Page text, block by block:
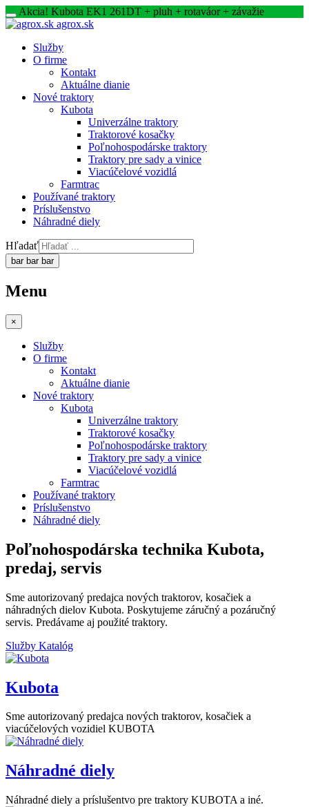
Akcia! Kubota EK1 261DT + pluh + rotaváor + závažie
agrox.sk
Služby
O firme
Kontakt
Aktuálne dianie
Nové traktory
Kubota
Univerzálne traktory
Traktorové kosačky
Poľnohospodárske traktory
Traktory pre sady a vinice
Viacúčelové vozidlá
Farmtrac
Používané traktory
Príslušenstvo
Náhradné diely
Hľadať
bar bar bar
Menu
×
Služby
O firme
Kontakt
Aktuálne dianie
Nové traktory
Kubota
Univerzálne traktory
Traktorové kosačky
Poľnohospodárske traktory
Traktory pre sady a vinice
Viacúčelové vozidlá
Farmtrac
Používané traktory
Príslušenstvo
Náhradné diely
Poľnohospodárska technika Kubota,
predaj, servis
Sme autorizovaný predajca nových traktorov, kosačiek a
náhradných dielov Kubota. Poskytujeme záručný a pozáručný
servis. Predávame aj použité traktory.
Služby Katalóg
Kubota
Sme autorizovaný predajca nových traktorov, kosačiek a
viacúčelových vozidiel KUBOTA
Náhradné diely
Náhradné diely a príslušentvo pre traktory KUBOTA a iné.